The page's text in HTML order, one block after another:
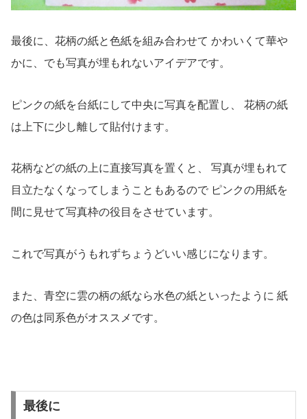
最後に、花柄の紙と色紙を組み合わせて かわいくて華や
かに、でも写真が埋もれないアイデアです。
ピンクの紙を台紙にして中央に写真を配置し、 花柄の紙
は上下に少し離して貼付けます。
花柄などの紙の上に直接写真を置くと、 写真が埋もれて
目立たなくなってしまうこともあるので ピンクの用紙を
間に見せて写真枠の役目をさせています。
これで写真がうもれずちょうどいい感じになります。
また、青空に雲の柄の紙なら水色の紙といったように 紙
の色は同系色がオススメです。
最後に